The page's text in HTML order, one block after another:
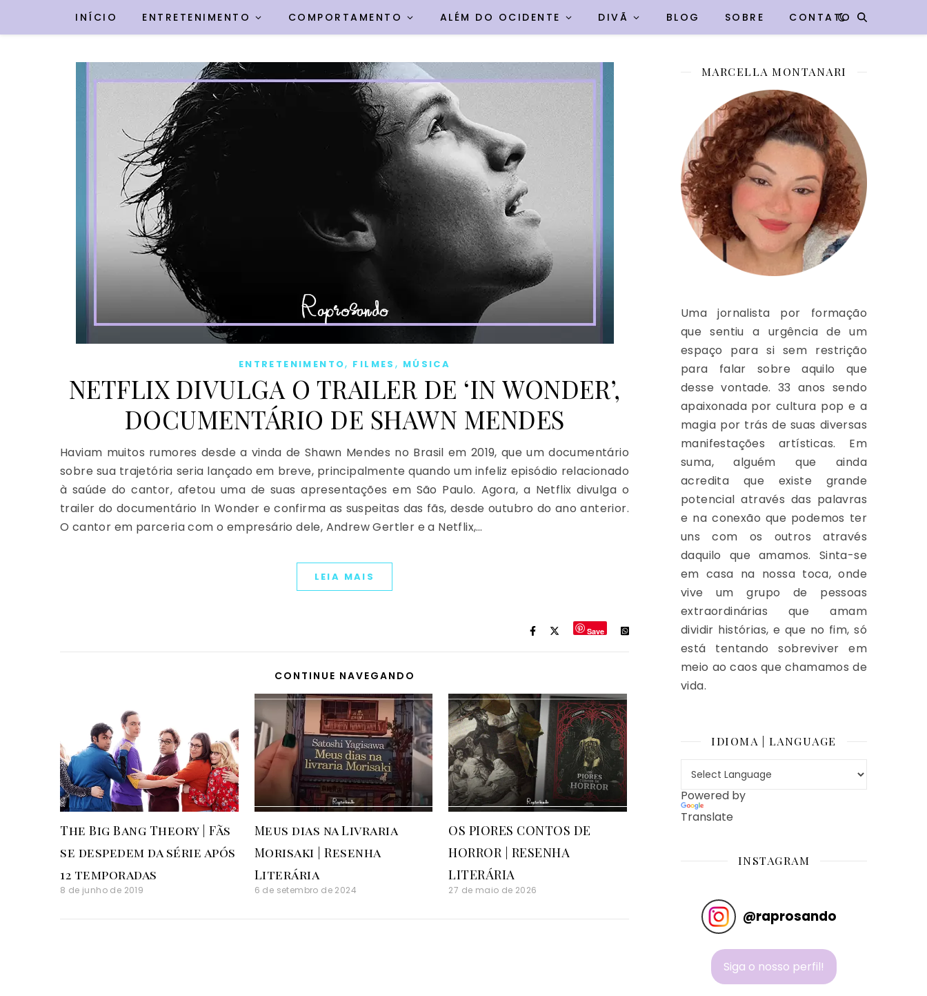
INÍCIO ENTRETENIMENTO COMPORTAMENTO ALÉM DO OCIDENTE DIVÃ BLOG SOBRE CONTATO
ENTRETENIMENTO, FILMES , MÚSICA
NETFLIX DIVULGA O TRAILER DE ‘IN WONDER’,
DOCUMENTÁRIO DE SHAWN MENDES
Haviam muitos rumores desde a vinda de Shawn Mendes no Brasil em 2019, que um documentário
sobre sua trajetória seria lançado em breve, principalmente quando um infeliz episódio relacionado
à saúde do cantor, afetou uma de suas apresentações em São Paulo. Agora, a Netflix divulga o
trailer do documentário In Wonder e confirma as suspeitas das fãs, desde outubro do ano anterior.
O cantor em parceria com o empresário dele, Andrew Gertler e a Netflix,…
LEIA MAIS
Save
CONTINUE NAVEGANDO
The Big Bang Theory | Fãs
se despedem da série após
12 temporadas
8 de junho de 2019
Meus dias na Livraria
Morisaki | Resenha
Literária
6 de setembro de 2024
OS PIORES CONTOS DE
HORROR | RESENHA
LITERÁRIA
27 de maio de 2026
MARCELLA MONTANARI
Uma jornalista por formação
que sentiu a urgência de um
espaço para si sem restrição
para falar sobre aquilo que
desse vontade. 33 anos sendo
apaixonada por cultura pop e a
magia por trás de suas diversas
manifestações artísticas. Em
suma, alguém que ainda
acredita que existe grande
potencial através das palavras
e na conexão que podemos ter
uns com os outros através
daquilo que amamos. Sinta-se
em casa na nossa toca, onde
vive um grupo de pessoas
extraordinárias que amam
dividir histórias, e que no fim, só
está tentando sobreviver em
meio ao caos que chamamos de
vida.
IDIOMA | LANGUAGE
Powered by
Translate
INSTAGRAM
@raprosando
Siga o nosso perfil!